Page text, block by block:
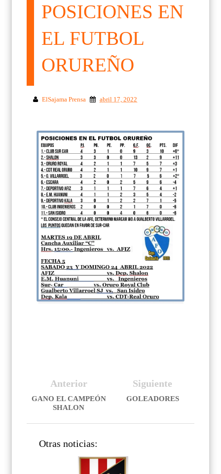
POSICIONES EN
EL FUTBOL
ORUREÑO
ElSajama Prensa abril 17, 2022
Siguiente
GOLEADORES
Anterior
GANO EL CAMPEÓN
SHALON
Otras noticias: